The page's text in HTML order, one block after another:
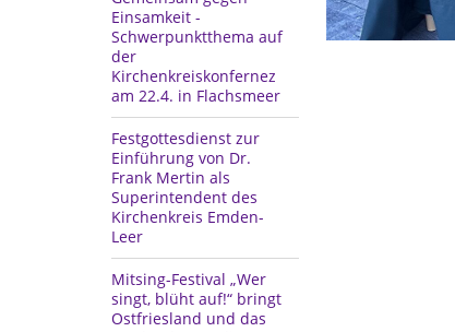
Einsamkeit -
Schwerpunktthema auf
der
Kirchenkreiskonfernez
am 22.4. in Flachsmeer
Festgottesdienst zur
Einführung von Dr.
Frank Mertin als
Superintendent des
Kirchenkreis Emden-
Leer
Mitsing-Festival „Wer
singt, blüht auf!“ bringt
Ostfriesland und das